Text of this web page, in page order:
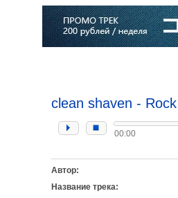
clean shaven - Rock
00:00
Автор:
Название трека: